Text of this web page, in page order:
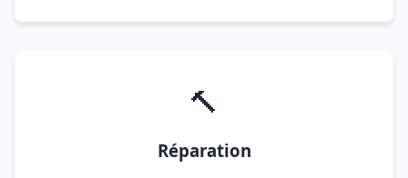
🔨
Réparation